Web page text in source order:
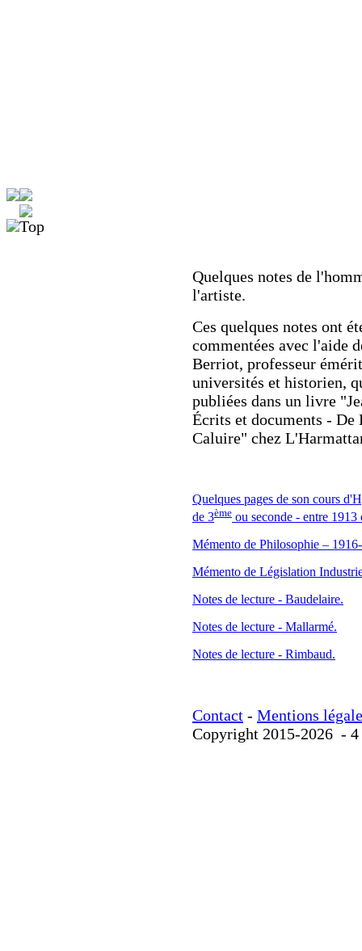
Quelques notes de
l'artiste.
Ces quelques notes ont
commentées avec l'aide
Berriot, professeur
universités et historien,
publiées dans un livre
Écrits et documents - De
Caluire" chez
Quelques pages de son cours
de 3ème ou seconde - entre 1913
Mémento de Philosophie –
Mémento de Législation
Notes de lecture - Baudelaire.
Notes de lecture - Mallarmé.
Notes de lecture - Rimbaud.
Contact - Mentions
Copyright 2015-2026 -